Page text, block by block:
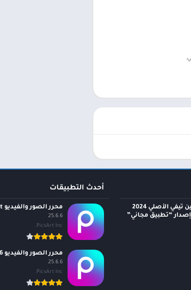
أحدث التطبيقات
محرر الصور والفيديو Picsart
25.6.6
PicsArt Inc.
محرر الصور والفيديو Picsart 25.6.6
25.6.6
PicsArt Inc.
تحميل برنامج ياسين تيفي الأصلي 2024